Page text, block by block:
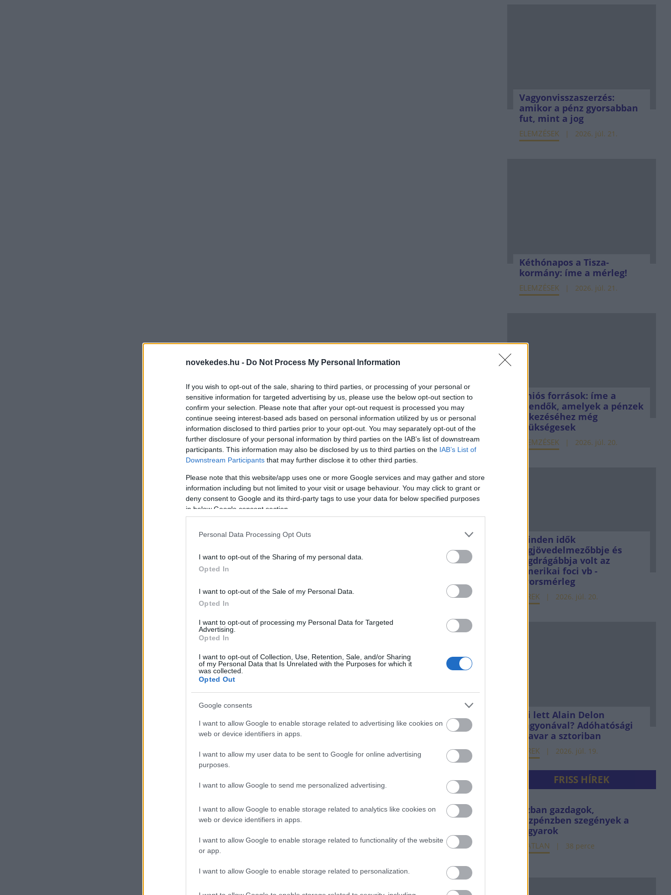
novekedes.hu - Do Not Process My Personal Information
If you wish to opt-out of the sale, sharing to third parties, or processing of your personal or
sensitive information for targeted advertising by us, please use the below opt-out section to
confirm your selection. Please note that after your opt-out request is processed you may
continue seeing interest-based ads based on personal information utilized by us or personal
information disclosed to third parties prior to your opt-out. You may separately opt-out of the
further disclosure of your personal information by third parties on the IAB’s list of downstream
participants. This information may also be disclosed by us to third parties on the IAB’s List of
Downstream Participants that may further disclose it to other third parties.
Please note that this website/app uses one or more Google services and may gather and store
information including but not limited to your visit or usage behaviour. You may click to grant or
deny consent to Google and its third-party tags to use your data for below specified purposes
in below Google consent section.
Personal Data Processing Opt Outs
I want to opt-out of the Sharing of my personal data.
Opted In
I want to opt-out of the Sale of my Personal Data.
Opted In
I want to opt-out of processing my Personal Data for Targeted
Advertising.
Opted In
I want to opt-out of Collection, Use, Retention, Sale, and/or Sharing
of my Personal Data that Is Unrelated with the Purposes for which it
was collected.
Opted Out
Google consents
I want to allow Google to enable storage related to advertising like cookies on
web or device identifiers in apps.
I want to allow my user data to be sent to Google for online advertising
purposes.
I want to allow Google to send me personalized advertising.
I want to allow Google to enable storage related to analytics like cookies on
web or device identifiers in apps.
I want to allow Google to enable storage related to functionality of the website
or app.
I want to allow Google to enable storage related to personalization.
Vagyonvisszaszerzés:
amikor a pénz gyorsabban
fut, mint a jog
ELEMZÉSEK 2026. júl. 21.
Kéthónapos a Tisza-
kormány: íme a mérleg!
ELEMZÉSEK 2026. júl. 21.
Uniós források: íme a
teendők, amelyek a pénzek
érkezéséhez még
szükségesek
ELEMZÉSEK 2026. júl. 20.
Minden idők
legjövedelmezőbbje és
legdrágábbja volt az
amerikai foci vb -
gyorsmérleg
HÍREK 2026. júl. 20.
Mi lett Alain Delon
vagyonával? Adóhatósági
csavar a sztoriban
HÍREK 2026. júl. 19.
FRISS HÍREK
Házban gazdagok,
készpénzben szegények a
magyarok
INGATLAN 38 perce